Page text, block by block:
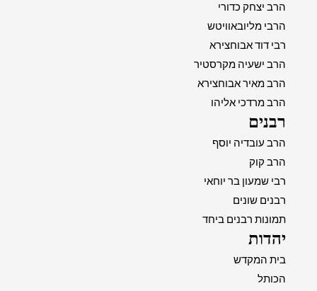
הרב יצחק כדורי
הרבי מליובאוויטש
רבי דוד אבוחצירא
הרב ישעיה מקרסטיר
הרב מאיר אבוחצירא
הרב מרדכי אליהו
רבנים
הרב עובדיה יוסף
הרב קוק
רבי שמעון בר יוחאי
רבנים שונים
תמונות רבנים ביחד
יהדות
בית המקדש
הכותל